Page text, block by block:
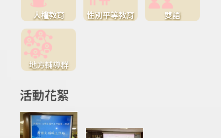
人權教育 性別平等教育 雙語
地方輔導群
活動花絮